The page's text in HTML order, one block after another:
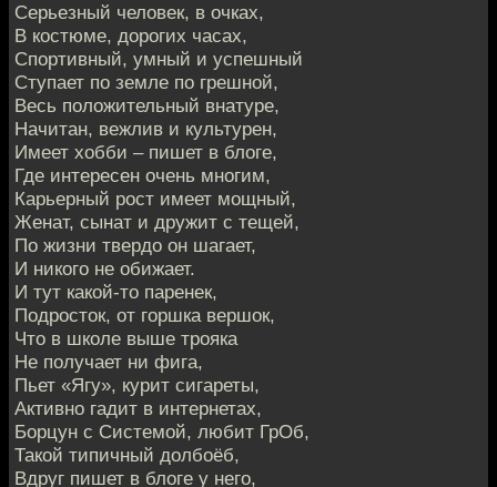
Серьезный человек, в очках,
В костюме, дорогих часах,
Спортивный, умный и успешный
Ступает по земле по грешной,
Весь положительный внатуре,
Начитан, вежлив и культурен,
Имеет хобби – пишет в блоге,
Где интересен очень многим,
Карьерный рост имеет мощный,
Женат, сынат и дружит с тещей,
По жизни твердо он шагает,
И никого не обижает.
И тут какой-то паренек,
Подросток, от горшка вершок,
Что в школе выше трояка
Не получает ни фига,
Пьет «Ягу», курит сигареты,
Активно гадит в интернетах,
Борцун с Системой, любит ГрОб,
Такой типичный долбоёб,
Вдруг пишет в блоге у него,